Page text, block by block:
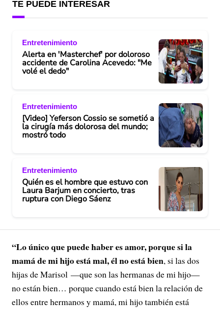
TE PUEDE INTERESAR
Entretenimiento
Alerta en 'Masterchef' por doloroso
accidente de Carolina Acevedo: "Me
volé el dedo"
Entretenimiento
[Video] Yeferson Cossio se sometió a
la cirugía más dolorosa del mundo;
mostró todo
Entretenimiento
Quién es el hombre que estuvo con
Laura Barjum en concierto, tras
ruptura con Diego Sáenz
“Lo único que puede haber es amor, porque si la
mamá de mi hijo está mal, él no está bien, si las dos
hijas de Marisol —que son las hermanas de mi hijo—
no están bien… porque cuando está bien la relación de
ellos entre hermanos y mamá, mi hijo también está